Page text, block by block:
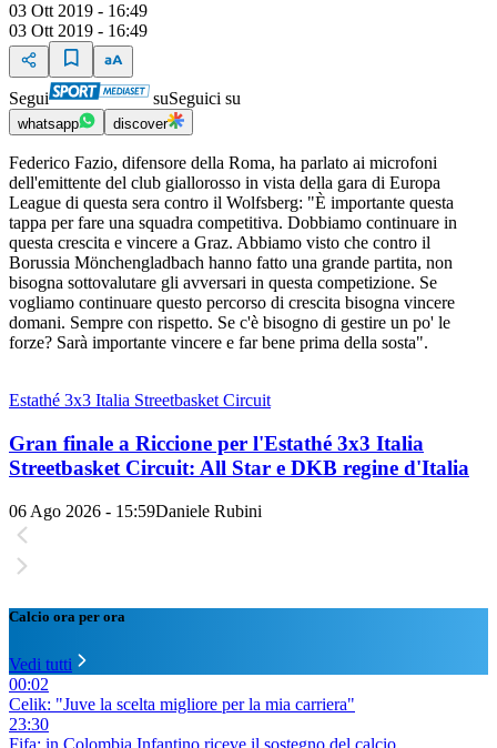
03 Ott 2019 - 16:49
03 Ott 2019 - 16:49
Segui suSeguici su
whatsapp discover
Federico Fazio, difensore della Roma, ha parlato ai microfoni
dell'emittente del club giallorosso in vista della gara di Europa
League di questa sera contro il Wolfsberg: "È importante questa
tappa per fare una squadra competitiva. Dobbiamo continuare in
questa crescita e vincere a Graz. Abbiamo visto che contro il
Borussia Mönchengladbach hanno fatto una grande partita, non
bisogna sottovalutare gli avversari in questa competizione. Se
vogliamo continuare questo percorso di crescita bisogna vincere
domani. Sempre con rispetto. Se c'è bisogno di gestire un po' le
forze? Sarà importante vincere e far bene prima della sosta".
Estathé 3x3 Italia Streetbasket Circuit
Gran finale a Riccione per l'Estathé 3x3 Italia
Streetbasket Circuit: All Star e DKB regine d'Italia
06 Ago 2026 - 15:59Daniele Rubini
Calcio ora per ora
Vedi tutti
00:02
Celik: "Juve la scelta migliore per la mia carriera"
23:30
Fifa: in Colombia Infantino riceve il sostegno del calcio